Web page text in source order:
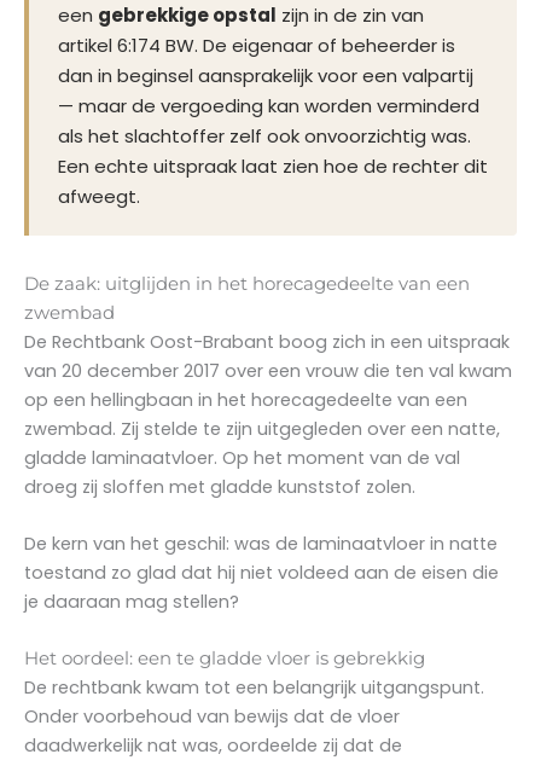
een gebrekkige opstal zijn in de zin van
artikel 6:174 BW. De eigenaar of beheerder is
dan in beginsel aansprakelijk voor een valpartij
— maar de vergoeding kan worden verminderd
als het slachtoffer zelf ook onvoorzichtig was.
Een echte uitspraak laat zien hoe de rechter dit
afweegt.
De zaak: uitglijden in het horecagedeelte van een
zwembad
De Rechtbank Oost-Brabant boog zich in een uitspraak
van 20 december 2017 over een vrouw die ten val kwam
op een hellingbaan in het horecagedeelte van een
zwembad. Zij stelde te zijn uitgegleden over een natte,
gladde laminaatvloer. Op het moment van de val
droeg zij sloffen met gladde kunststof zolen.
De kern van het geschil: was de laminaatvloer in natte
toestand zo glad dat hij niet voldeed aan de eisen die
je daaraan mag stellen?
Het oordeel: een te gladde vloer is gebrekkig
De rechtbank kwam tot een belangrijk uitgangspunt.
Onder voorbehoud van bewijs dat de vloer
daadwerkelijk nat was, oordeelde zij dat de